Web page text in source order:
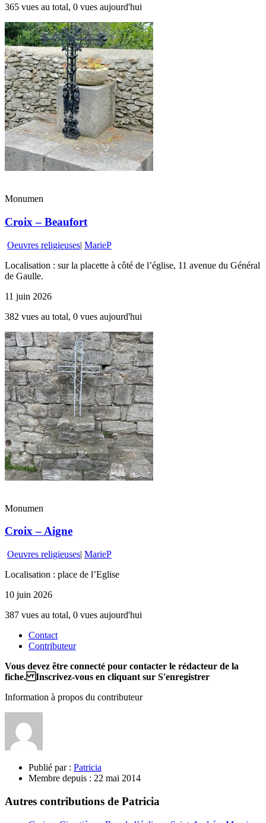
365 vues au total, 0 vues aujourd'hui
Monumen
Croix – Beaufort
Oeuvres religieuses| MarieP
Localisation : sur la placette à côté de l’église, 11 avenue du Général
de Gaulle.
11 juin 2026
382 vues au total, 0 vues aujourd'hui
Monumen
Croix – Aigne
Oeuvres religieuses| MarieP
Localisation : place de l’Eglise
10 juin 2026
387 vues au total, 0 vues aujourd'hui
Contact
Contributeur
Vous devez être connecté pour contacter le rédacteur de la
fiche. Inscrivez-vous en cliquant sur S'enregistrer
Information à propos du contributeur
Publié par : Patricia
Membre depuis : 22 mai 2014
Autres contributions de Patricia